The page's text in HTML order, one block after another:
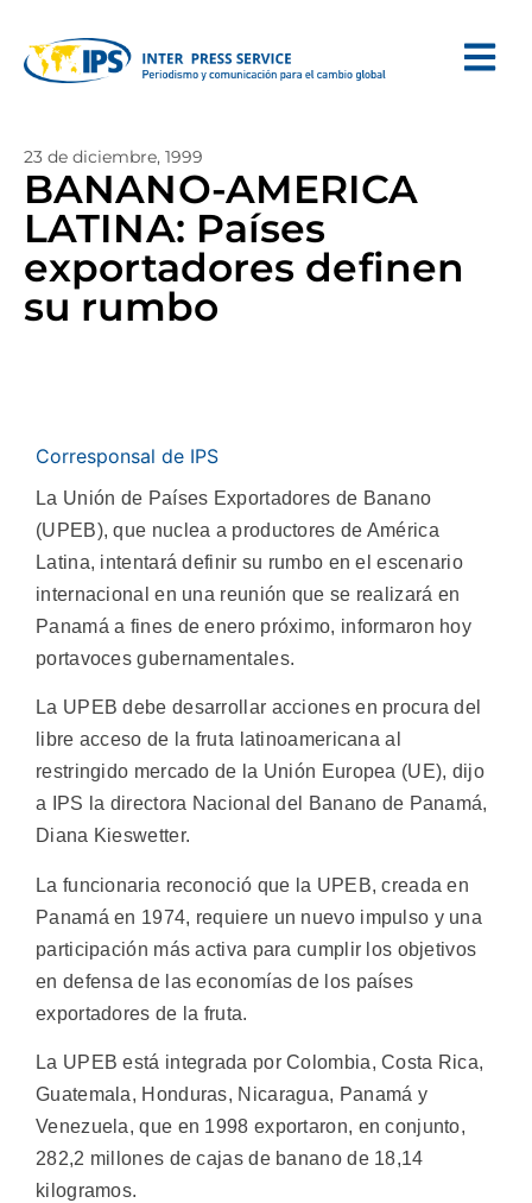
23 de diciembre, 1999
BANANO-AMERICA
LATINA: Países
exportadores definen
su rumbo
Corresponsal de IPS
La Unión de Países Exportadores de Banano
(UPEB), que nuclea a productores de América
Latina, intentará definir su rumbo en el escenario
internacional en una reunión que se realizará en
Panamá a fines de enero próximo, informaron hoy
portavoces gubernamentales.
La UPEB debe desarrollar acciones en procura del
libre acceso de la fruta latinoamericana al
restringido mercado de la Unión Europea (UE), dijo
a IPS la directora Nacional del Banano de Panamá,
Diana Kieswetter.
La funcionaria reconoció que la UPEB, creada en
Panamá en 1974, requiere un nuevo impulso y una
participación más activa para cumplir los objetivos
en defensa de las economías de los países
exportadores de la fruta.
La UPEB está integrada por Colombia, Costa Rica,
Guatemala, Honduras, Nicaragua, Panamá y
Venezuela, que en 1998 exportaron, en conjunto,
282,2 millones de cajas de banano de 18,14
kilogramos.